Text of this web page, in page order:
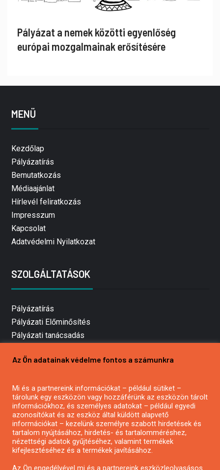
Pályázat a nemek közötti egyenlőség
európai mozgalmainak erősítésére
MENÜ
Kezdőlap
Pályázatírás
Bemutatkozás
Médiaajánlat
Hírlevél feliratkozás
Impresszum
Kapcsolat
Adatvédelmi Nyilatkozat
SZOLGÁLTATÁSOK
Pályázatírás
Pályázati Előminősítés
Pályázati tanácsadás
Mezőgazdasági pályázatírás
Pályázatírás civil szervezeteknek
Pályázatírás önkormányzatoknak
Pályázatfigyelés
Specifikus pályázatfigyelés vagy hírlevél
Az Ön adatainak védelme fontos a számunkra
Mi és a partnereink információkat – például sütiket –
tárolunk egy eszközön vagy hozzáférünk az eszközön tárolt
információkhoz, és személyes adatokat – például egyedi
azonosítókat és az eszköz által küldött alapvető
információkat – kezelünk személyre szabott hirdetések és
tartalom nyújtásához, hirdetés- és tartalomméréshez,
nézettségi adatok gyűjtéséhez, valamint termékek
kifejlesztéséhez és a termékek javításához.
Az Ön engedélyével mi és a partnereink eszközleolvasásos